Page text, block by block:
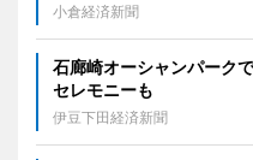
小倉経済新聞
石廊崎オーシャンパーク
セレモニーも
伊豆下田経済新聞